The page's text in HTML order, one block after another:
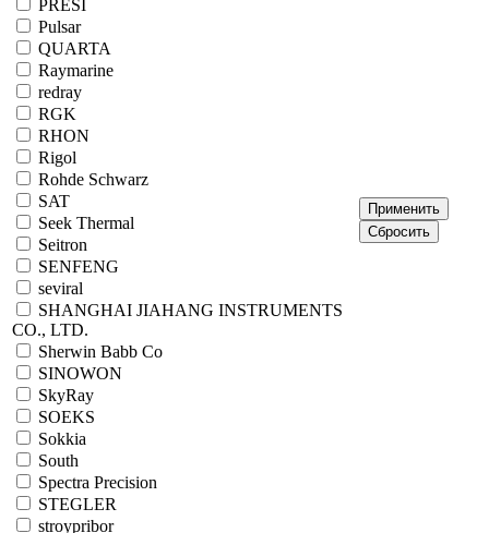
PRESI
Pulsar
QUARTA
Raymarine
redray
RGK
RHON
Rigol
Rohde Schwarz
SAT
Seek Thermal
Seitron
SENFENG
seviral
SHANGHAI JIAHANG INSTRUMENTS
CO., LTD.
Sherwin Babb Co
SINOWON
SkyRay
SOEKS
Sokkia
South
Spectra Precision
STEGLER
stroypribor